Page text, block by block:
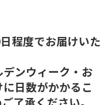
程度でお届けいた
ンウィーク・お
日数がかかるこ
了承ください。